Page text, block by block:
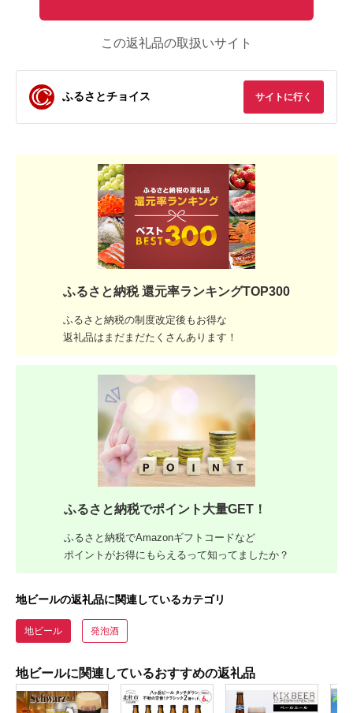
この返礼品の取扱いサイト
ふるさとチョイス サイトに行く
ふるさと納税 還元率ランキングTOP300
ふるさと納税の制度改定後もお得な
返礼品はまだまだたくさんあります！
ふるさと納税でポイント大量GET！
ふるさと納税でAmazonギフトコードなど
ポイントがお得にもらえるって知ってましたか？
地ビールの返礼品に関連しているカテゴリ
地ビール 発泡酒
地ビールに関連しているおすすめの返礼品